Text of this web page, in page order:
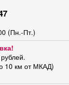
(Пн.-Пт.)
10 км от МКАД)